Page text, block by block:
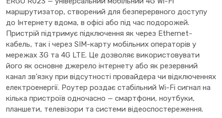
маршрутизатор, створений для безперервного доступу
до Інтернету вдома, в офісі або під час подорожей.
Пристрій підтримує підключення як через Ethernet-
кабель, так і через SIM-карту мобільних операторів у
мережах 3G та 4G LTE. Це дозволяє використовувати
його як основне джерело інтернету або як резервний
канал зв’язку при відсутності провайдера чи відключеннях
електроенергії. Роутер роздає стабільний Wi-Fi сигнал на
кілька пристроїв одночасно — смартфони, ноутбуки,
планшети, телевізори та системи відеоспостереження.